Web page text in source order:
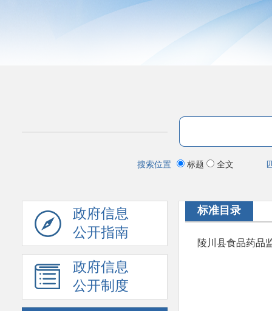
搜索位置 标题 全文
政府信息
公开指南
政府信息
公开制度
标准目录
陵川县食品药品